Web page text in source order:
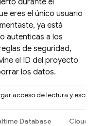
durante el
eres el único usuario
ya está
autenticas a los
de seguridad,
el ID del proyecto
los datos.
acceso de lectura y escritura
Database Cloud